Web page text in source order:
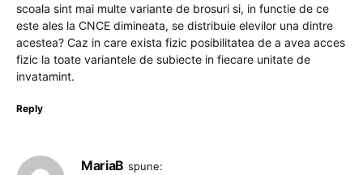
scoala sint mai multe variante de brosuri si, in functie de ce
este ales la CNCE dimineata, se distribuie elevilor una dintre
acestea? Caz in care exista fizic posibilitatea de a avea acces
fizic la toate variantele de subiecte in fiecare unitate de
invatamint.
Reply
MariaB spune: